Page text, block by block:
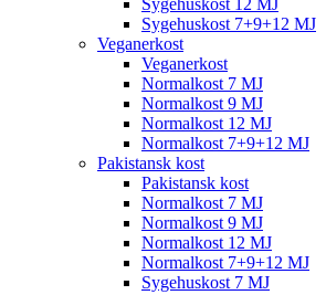
Sygehuskost 12 MJ
Sygehuskost 7+9+12 MJ
Veganerkost
Veganerkost
Normalkost 7 MJ
Normalkost 9 MJ
Normalkost 12 MJ
Normalkost 7+9+12 MJ
Pakistansk kost
Pakistansk kost
Normalkost 7 MJ
Normalkost 9 MJ
Normalkost 12 MJ
Normalkost 7+9+12 MJ
Sygehuskost 7 MJ